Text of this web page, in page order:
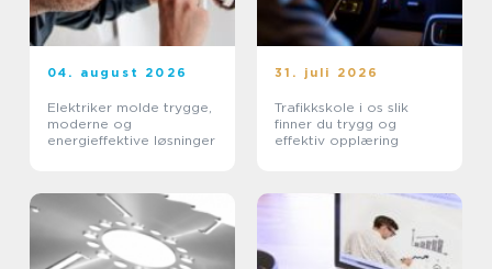
04. august 2026
Elektriker molde trygge,
moderne og
energieffektive løsninger
31. juli 2026
Trafikkskole i os slik
finner du trygg og
effektiv opplæring